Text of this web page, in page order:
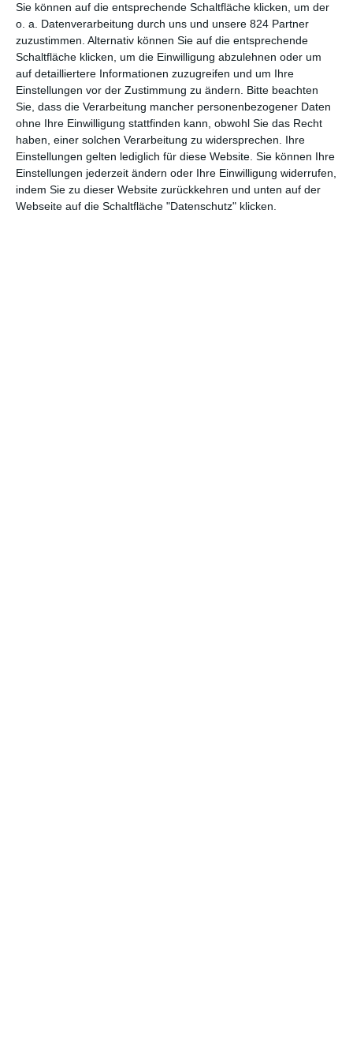
Sie können auf die entsprechende Schaltfläche klicken, um der
o. a. Datenverarbeitung durch uns und unsere 824 Partner
zuzustimmen. Alternativ können Sie auf die entsprechende
Schaltfläche klicken, um die Einwilligung abzulehnen oder um
auf detailliertere Informationen zuzugreifen und um Ihre
Einstellungen vor der Zustimmung zu ändern.
Bitte beachten
Sie, dass die Verarbeitung mancher personenbezogener Daten
ohne Ihre Einwilligung stattfinden kann, obwohl Sie das Recht
haben, einer solchen Verarbeitung zu widersprechen. Ihre
Einstellungen gelten lediglich für diese Website. Sie können Ihre
Einstellungen jederzeit ändern oder Ihre Einwilligung widerrufen,
indem Sie zu dieser Website zurückkehren und unten auf der
Webseite auf die Schaltfläche "Datenschutz" klicken.
die einem hiesigen Krimipublikum bestens vertraut sind. Das
darf einen etwas nerven, manchmal hat man den Eindruck,
dass es hierzulande nur einen sehr kleinen Pool für solche
Produktionen gibt. Andererseits sind die beiden so wenig zu
sehen, dass einen das nicht übermäßig stört. Problematischer
ist da schon, dass das Szenario von Anfang an so konstruiert
ist. Natürlich kann es mal vorkommen, dass die Polizei im
Ausland ermittelt, wenn eigene Landsleute betroffen sind. Eine
ganze Serie, bei der das in jeder Folge vorkommt? Das ist
schon eher albern. Ganz so grotesk wie beiThe Diplomatist es
nicht. Immerhin ermittelt hier eine Polizistin statt einer
Diplomatin, die ihren Beruf missversteht. Überzeugend ist das